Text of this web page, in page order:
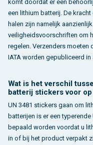
komt doordat er een
een lithium batterij. De
halen zijn namelijk
veiligheidsvoorschriften om
regelen. Verzenders
IATA worden gepubliceerd in
Wat is het verschil
batterij stickers voor
UN 3481 stickers gaan om
batterijen is er een
bepaald worden voordat u
in of bij het product verpakt